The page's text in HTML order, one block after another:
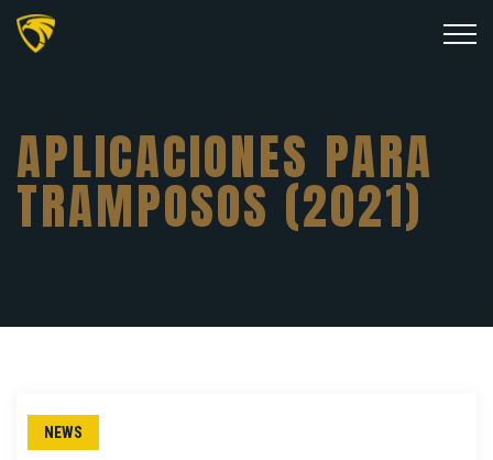
APLICACIONES PARA
TRAMPOSOS (2021)
NEWS